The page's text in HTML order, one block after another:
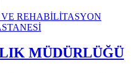
MÜDÜRLÜĞÜ